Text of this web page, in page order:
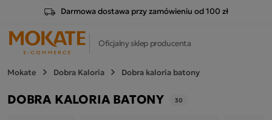
Darmowa dostawa przy zamówieniu od 100 zł
Oficjalny sklep producenta
Mokate Dobra Kaloria Dobra kaloria batony
DOBRA KALORIA BATONY 30